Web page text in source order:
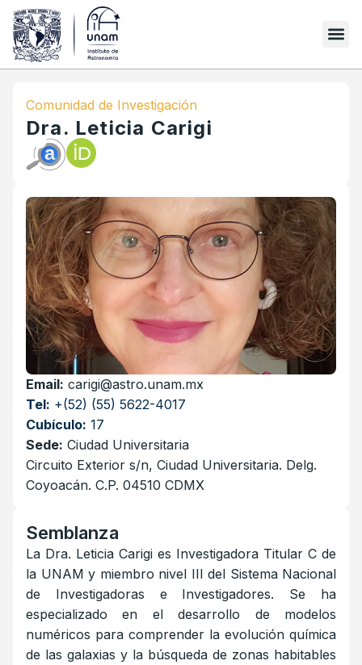
Comunidad de Investigación
Dra. Leticia Carigi
Email: carigi@astro.unam.mx
Tel: +(52) (55) 5622-4017
Cubículo: 17
Sede: Ciudad Universitaria
Circuito Exterior s/n, Ciudad Universitaria. Delg.
Coyoacán. C.P. 04510 CDMX
Semblanza
La Dra. Leticia Carigi es Investigadora Titular C de
la UNAM y miembro nivel III del Sistema Nacional
de Investigadoras e Investigadores. Se ha
especializado en el desarrollo de modelos
numéricos para comprender la evolución química
de las galaxias y la búsqueda de zonas habitables